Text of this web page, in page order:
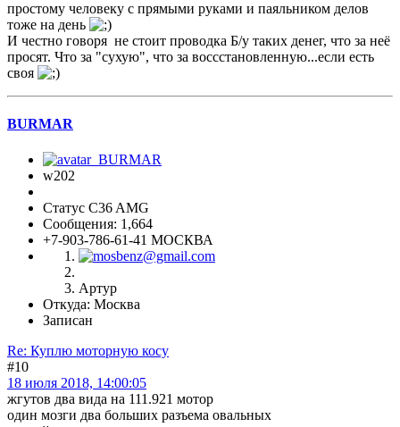
простому человеку с прямыми руками и паяльником делов
тоже на день
И честно говоря не стоит проводка Б/у таких денег, что за неё
просят. Что за "сухую", что за воссстановленную...если есть
своя
BURMAR
w202
Статус C36 AMG
Сообщения: 1,664
+7-903-786-61-41 МОСКВА
Артур
Откуда: Москва
Записан
Re: Куплю моторную косу
#10
18 июля 2018, 14:00:05
жгутов два вида на 111.921 мотор
один мозги два больших разъема овальных